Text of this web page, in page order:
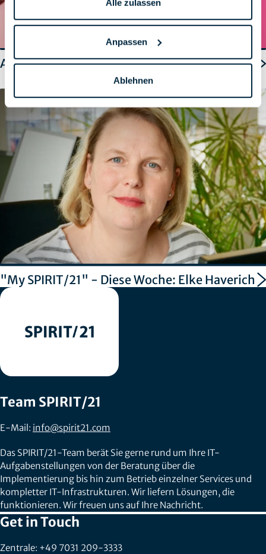
Alle zulassen
Anpassen
Ablehnen
AzubiTV – Social Media mit SPIRIT
"My SPIRIT/21" - Diese Woche: Elke Haverich
Team SPIRIT/21
E-Mail: info@spirit21.com
Das SPIRIT/21-Team berät Sie gerne rund um Ihre IT-
Aufgabenstellungen von der Beratung über die
Implementierung bis hin zum Betrieb einzelner Services und
kompletter IT-Infrastrukturen. Wir liefern Lösungen, die
funktionieren. Wir freuen uns auf Ihre Nachricht.
Get in Touch
Zentrale: +49 7031 209-3333